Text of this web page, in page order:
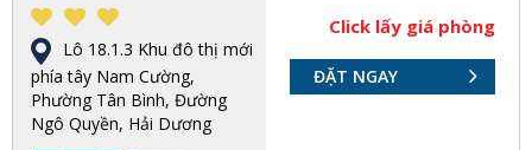
Lô 18.1.3 Khu đô thị mới
phía tây Nam Cường,
Phường Tân Bình, Đường
Ngô Quyền, Hải Dương
Click lấy giá phòng
ĐẶT NGAY